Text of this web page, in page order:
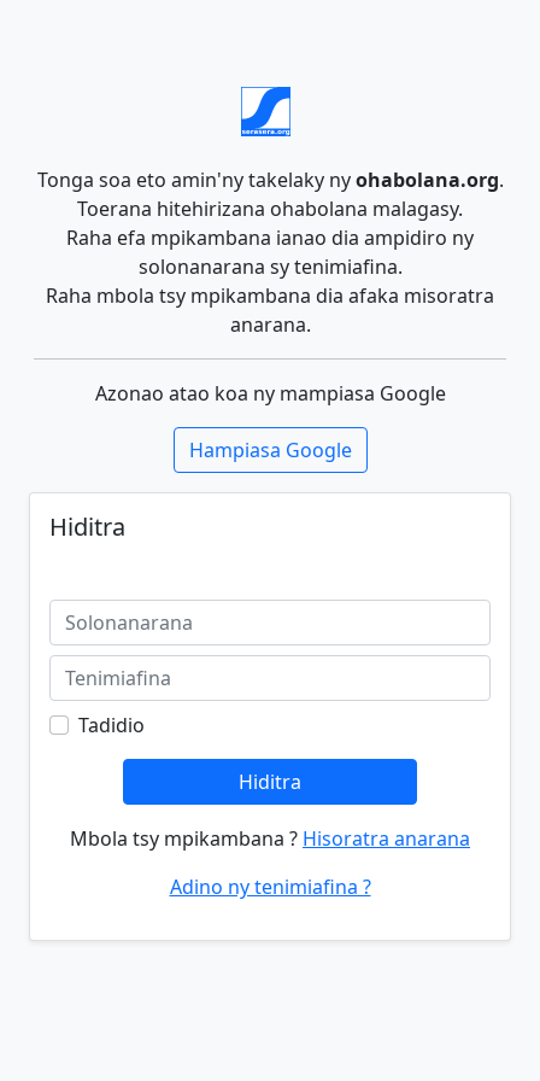
Tonga soa eto amin'ny takelaky nyohabolana.org.
Toerana hitehirizana ohabolana malagasy.
Raha efa mpikambana ianao dia ampidiro ny
solonanarana sy tenimiafina.
Raha mbola tsy mpikambana dia afaka misoratra
anarana.
Azonao atao koa ny mampiasa Google
Hampiasa Google
Hiditra
Tadidio
Hiditra
Mbola tsy mpikambana ? Hisoratra anarana
Adino ny tenimiafina ?